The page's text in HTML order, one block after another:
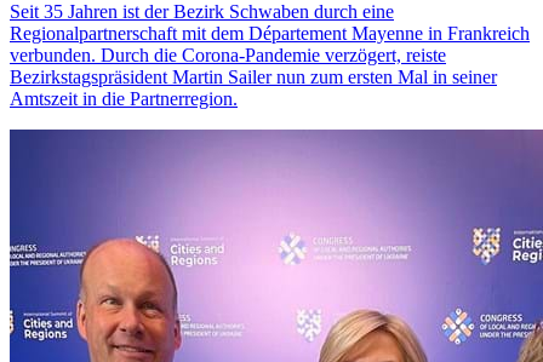
Seit 35 Jahren ist der Bezirk Schwaben durch eine
Regionalpartnerschaft mit dem Département Mayenne in Frankreich
verbunden. Durch die Corona-Pandemie verzögert, reiste
Bezirkstagspräsident Martin Sailer nun zum ersten Mal in seiner
Amtszeit in die Partnerregion.